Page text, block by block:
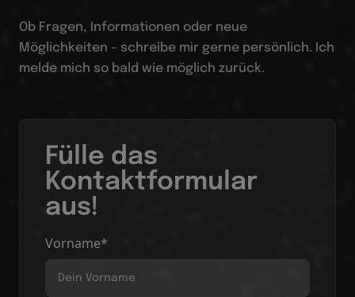
Ob Fragen, Informationen oder neue
Möglichkeiten – schreibe mir gerne persönlich. Ich
melde mich so bald wie möglich zurück.
Fülle das
Kontaktformular
aus!
Vorname*